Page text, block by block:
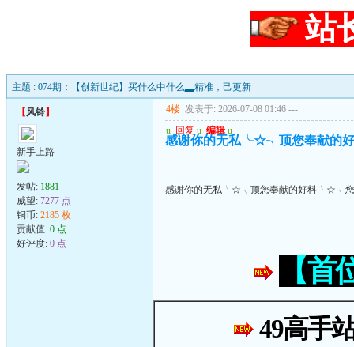
站
主题 : 074期：【创新世纪】买什么中什么▃精准，己更新
【风铃】
新手上路
发帖: 1881
威望: 7277 点
铜币: 2185 枚
贡献值: 0 点
好评度: 0 点
4楼 发表于: 2026-07-08 01:46 ---
u 回复 u 编辑 u
感谢你的无私╰☆╮顶您奉献
感谢你的无私╰☆╮顶您奉献的好料
【
49高手